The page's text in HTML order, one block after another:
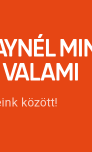
között!